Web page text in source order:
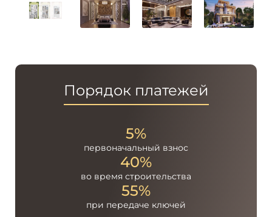
Порядок платежей
5%
первоначальный взнос
40%
во время строительства
55%
при передаче ключей